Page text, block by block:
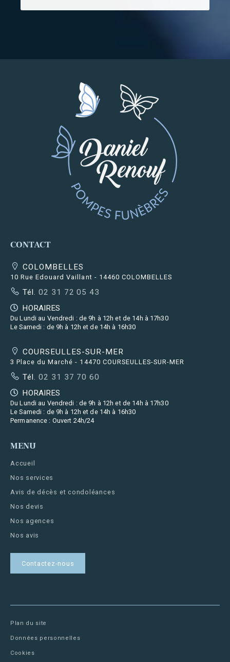
CONTACT
COLOMBELLES
10 Rue Edouard Vaillant - 14460 COLOMBELLES
Tél. 02 31 72 05 43
HORAIRES
Du Lundi au Vendredi : de 9h à 12h et de 14h à 17h30
Le Samedi : de 9h à 12h et de 14h à 16h30
COURSEULLES-SUR-MER
3 Place du Marché - 14470 COURSEULLES-SUR-MER
Tél. 02 31 37 70 60
HORAIRES
Du Lundi au Vendredi : de 9h à 12h et de 14h à 17h30
Le Samedi : de 9h à 12h et de 14h à 16h30
Permanence : Ouvert 24h/24
MENU
Accueil
Nos services
Avis de décès et condoléances
Nos devis
Nos agences
Nos avis
Contactez-nous
Plan du site
Données personnelles
Cookies